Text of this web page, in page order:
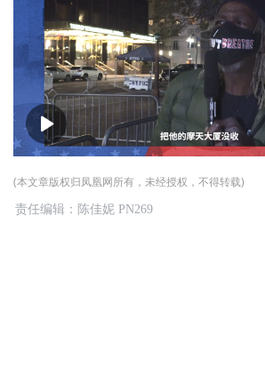
00:00
(本文章版权归凤凰网所有，未经授权，不得转载)
责任编辑：陈佳妮 PN269